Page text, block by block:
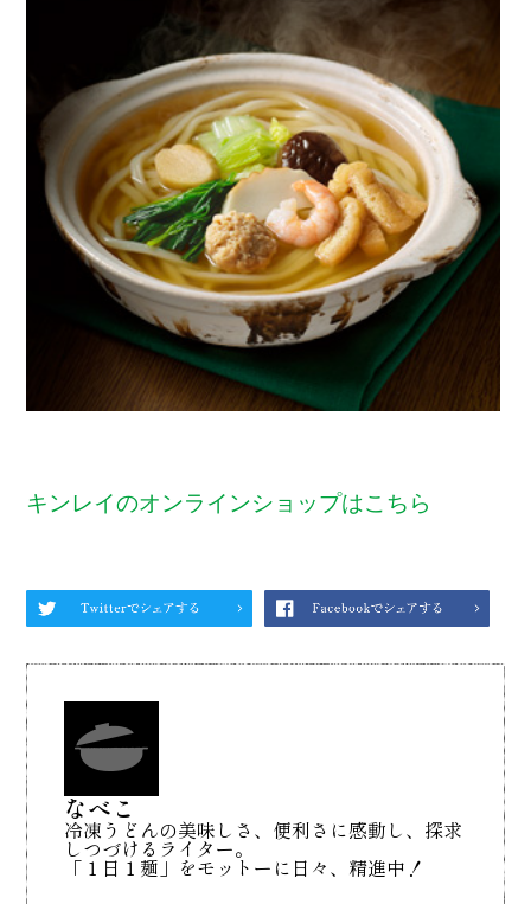
キンレイのオンラインショップはこちら
なべこ
冷凍うどんの美味しさ、便利さに感動し、探求
しつづけるライター。
「１日１麺」をモットーに日々、精進中！